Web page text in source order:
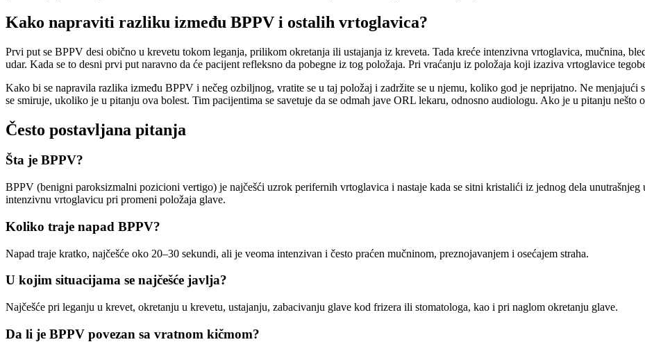
Kako napraviti razliku između BPPV i ostalih vrtoglavica?
Prvi put se BPPV desi obično u krevetu tokom leganja, prilikom okretanja ili ustajanja iz kreveta. Tada kreće intenzivna vrtoglavica, mučnina,
udar. Kada se to desni prvi put naravno da će pacijent refleksno da pobegne iz tog položaja. Pri vraćanju iz položaja koji izaziva vrtoglavice
Kako bi se napravila razlika između BPPV i nečeg ozbiljnog, vratite se u taj položaj i zadržite se u njemu, koliko god je neprijatno. Ne menjajući
se smiruje, ukoliko je u pitanju ova bolest. Tim pacijentima se savetuje da se odmah jave ORL lekaru, odnosno audiologu. Ako je u pitanju nešto
Često postavljana pitanja
Šta je BPPV?
BPPV (benigni paroksizmalni pozicioni vertigo) je najčešći uzrok perifernih vrtoglavica i nastaje kada se sitni kristalići iz jednog dela
intenzivnu vrtoglavicu pri promeni položaja glave.
Koliko traje napad BPPV?
Napad traje kratko, najčešće oko 20–30 sekundi, ali je veoma intenzivan i često praćen mučninom, preznojavanjem i osećajem straha.
U kojim situacijama se najčešće javlja?
Najčešće pri leganju u krevet, okretanju u krevetu, ustajanju, zabacivanju glave kod frizera ili stomatologa, kao i pri naglom okretanju glave.
Da li je BPPV povezan sa vratnom kičmom?